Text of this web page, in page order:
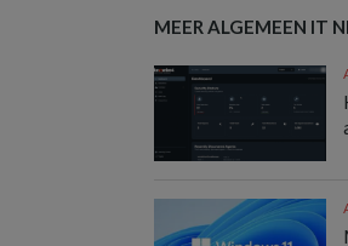
MEER ALGEMEEN IT